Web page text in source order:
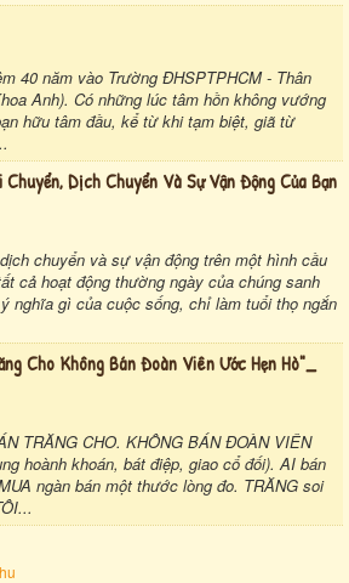
40 năm vào Trường ĐHSPTPHCM - Thân
Anh). Có những lúc tâm hồn không vướng
hữu tâm đầu, kể từ khi tạm biệt, giã từ
Dịch Chuyển Và Sự Vận Động Của Bạn
chuyển và sự vận động trên một hình cầu
cả hoạt động thường ngày của chúng sanh
nghĩa gì của cuộc sống, chỉ làm tuổi thọ ngắn
Cho Không Bán Đoàn Viên Ước Hẹn Hò"_
TRĂNG CHO. KHÔNG BÁN ĐOÀN VIÊN
hoành khoán, bát điệp, giao cổ đối). AI bán
ngàn bán một thước lòng đo. TRĂNG soi